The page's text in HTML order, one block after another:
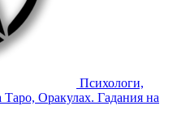
Психологи,
Таро, Оракулах. Гадания на